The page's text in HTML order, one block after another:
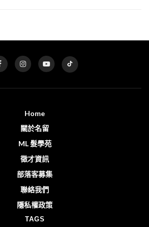
Home
關於名留
ML 髮學苑
徵才資訊
部落客募集
聯絡我們
隱私權政策
TAGS